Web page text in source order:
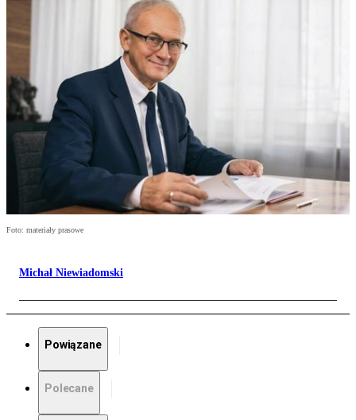
Foto: materiały prasowe
Michał Niewiadomski
Powiązane
Polecane